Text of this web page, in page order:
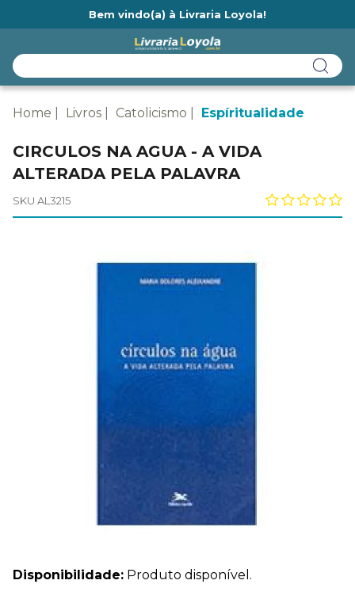
Bem vindo(a) à Livraria Loyola!
Home Livros Catolicismo Espíritualidade
CIRCULOS NA AGUA - A VIDA
ALTERADA PELA PALAVRA
SKU AL3215
Disponibilidade: Produto disponível.